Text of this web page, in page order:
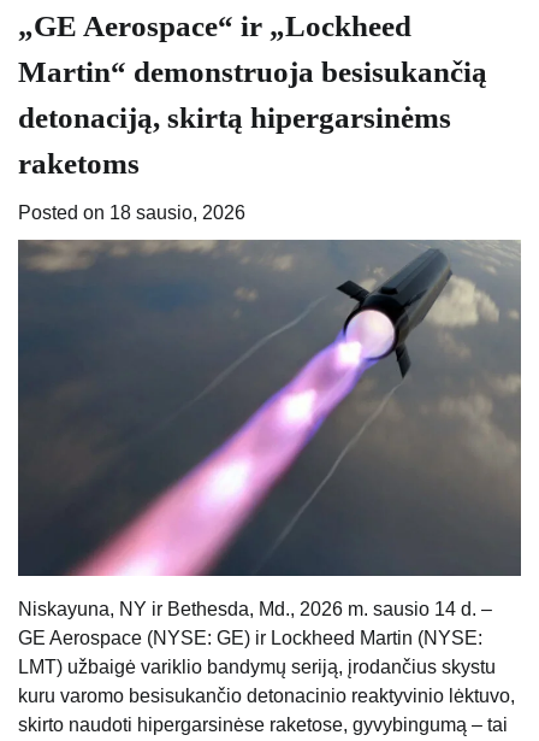
„GE Aerospace“ ir „Lockheed
Martin“ demonstruoja besisukančią
detonaciją, skirtą hipergarsinėms
raketoms
Posted on 18 sausio, 2026
Niskayuna, NY ir Bethesda, Md., 2026 m. sausio 14 d. –
GE Aerospace (NYSE: GE) ir Lockheed Martin (NYSE:
LMT) užbaigė variklio bandymų seriją, įrodančius skystu
kuru varomo besisukančio detonacinio reaktyvinio lėktuvo,
skirto naudoti hipergarsinėse raketose, gyvybingumą – tai